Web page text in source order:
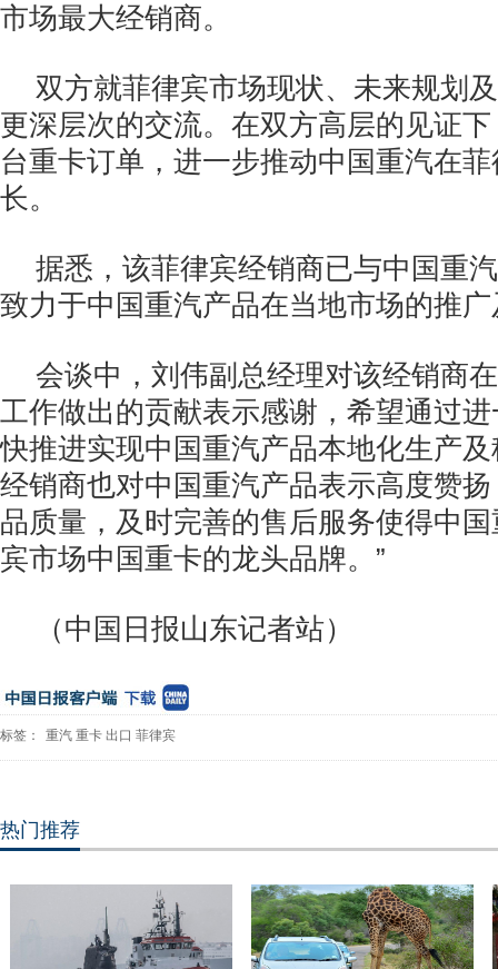
市场最大经销商。
双方就菲律宾市场现状、未来规划
更深层次的交流。在双方高层的见证
台重卡订单，进一步推动中国重汽在
长。
据悉，该菲律宾经销商已与中国重
致力于中国重汽产品在当地市场的推
会谈中，刘伟副总经理对该经销商
工作做出的贡献表示感谢，希望通过
快推进实现中国重汽产品本地化生产
经销商也对中国重汽产品表示高度赞
品质量，及时完善的售后服务使得中
宾市场中国重卡的龙头品牌。”
（中国日报山东记者站）
标签： 重汽 重卡 出口 菲律宾
热门推荐